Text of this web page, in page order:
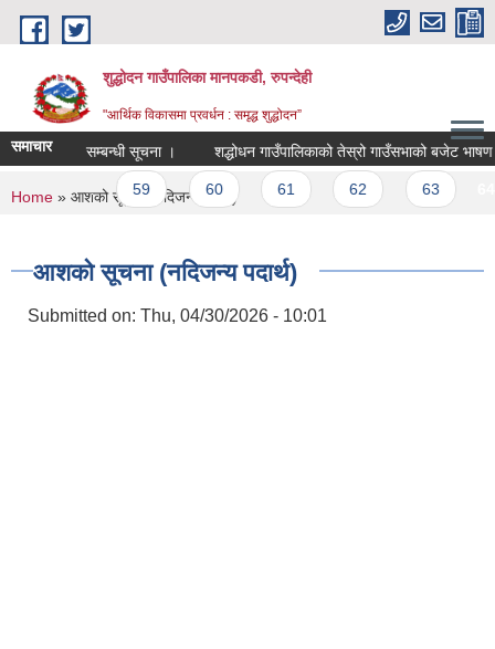
Skip to main content
शुद्धोदन गाउँपालिका मानपकडी, रुपन्देही
"आर्थिक विकासमा प्रवर्धन : समृद्ध शुद्धोदन”
समाचारसम्बन्धी सूचना । शद्धोधन गाउँपालिकाको तेस्रो गाउँसभाको बजेट भाषण
59 60
You are here
Home » आशको सूचना (नदिजन्य पदार्थ)
आशको सूचना (नदिजन्य पदार्थ)
Submitted on: Thu, 04/30/2026 - 10:01